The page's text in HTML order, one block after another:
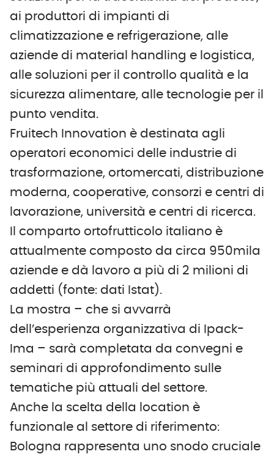
ai produttori di impianti di
climatizzazione e refrigerazione, alle
aziende di material handling e logistica,
alle soluzioni per il controllo qualità e la
sicurezza alimentare, alle tecnologie per il
punto vendita.
Fruitech Innovation è destinata agli
operatori economici delle industrie di
trasformazione, ortomercati, distribuzione
moderna, cooperative, consorzi e centri di
lavorazione, università e centri di ricerca.
Il comparto ortofrutticolo italiano è
attualmente composto da circa 950mila
aziende e dà lavoro a più di 2 milioni di
addetti (fonte: dati Istat).
La mostra – che si avvarrà
dell’esperienza organizzativa di Ipack-
Ima – sarà completata da convegni e
seminari di approfondimento sulle
tematiche più attuali del settore.
Anche la scelta della location è
funzionale al settore di riferimento:
Bologna rappresenta uno snodo cruciale